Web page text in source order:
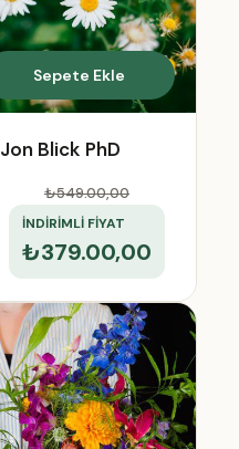
Sepete Ekle
Jon Blick PhD
₺549.00,00
İNDİRİMLİ FİYAT
₺379.00,00